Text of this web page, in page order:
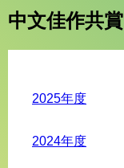
中文佳作共賞
2025年度
2024年度